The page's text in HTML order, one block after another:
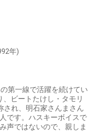
年)
第一線で活躍を続けてい
ビートたけし・タモリ
され、明石家さんまさん
です。ハスキーボイスで
声ではないので、親しま